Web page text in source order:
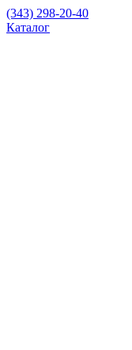
(343) 298-20-40
Каталог